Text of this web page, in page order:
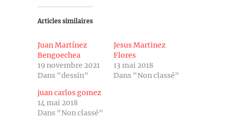
Articles similaires
Juan Martínez
Bengoechea
19 novembre 2021
Dans "dessin"
Jesus Martinez
Flores
13 mai 2018
Dans "Non classé"
juan carlos gomez
14 mai 2018
Dans "Non classé"